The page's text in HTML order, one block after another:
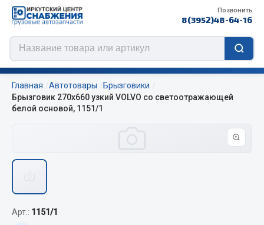
Позвонить
8(3952)48-64-16
ЦЕПИ РОССИЯ
Изготовление цепей на колеса BOHU
QITONG
Главная Автотовары
Брызговики
Брызговик 270х660 узкий VOLVO со светоотражающей
белой основой, 1151/1
Арт.: 1151/1